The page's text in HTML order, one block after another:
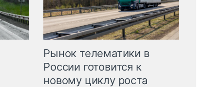
Рынок телематики в
России готовится к
новому циклу роста